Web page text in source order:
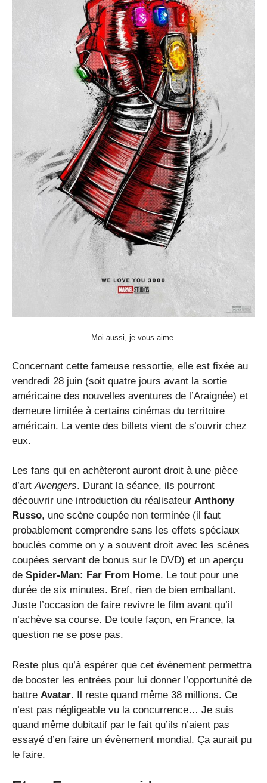
Moi aussi, je vous aime.
Concernant cette fameuse ressortie, elle est fixée au
vendredi 28 juin (soit quatre jours avant la sortie
américaine des nouvelles aventures de l’Araignée) et
demeure limitée à certains cinémas du territoire
américain. La vente des billets vient de s’ouvrir chez
eux.
Les fans qui en achèteront auront droit à une pièce
d’artAvengers. Durant la séance, ils pourront
découvrir une introduction du réalisateur Anthony
Russo, une scène coupée non terminée (il faut
probablement comprendre sans les effets spéciaux
bouclés comme on y a souvent droit avec les scènes
coupées servant de bonus sur le DVD) et un aperçu
de Spider-Man: Far From Home. Le tout pour une
durée de six minutes. Bref, rien de bien emballant.
Juste l’occasion de faire revivre le film avant qu’il
n’achève sa course. De toute façon, en France, la
question ne se pose pas.
Reste plus qu’à espérer que cet évènement permettra
de booster les entrées pour lui donner l’opportunité de
battre Avatar. Il reste quand même 38 millions. Ce
n’est pas négligeable vu la concurrence… Je suis
quand même dubitatif par le fait qu’ils n’aient pas
essayé d’en faire un évènement mondial. Ça aurait pu
le faire.